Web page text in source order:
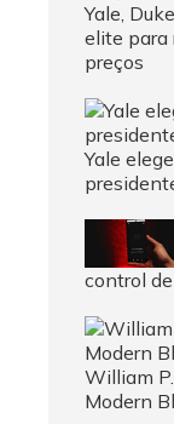
Yale,
elite para
preços
Yale
control
William
Modern